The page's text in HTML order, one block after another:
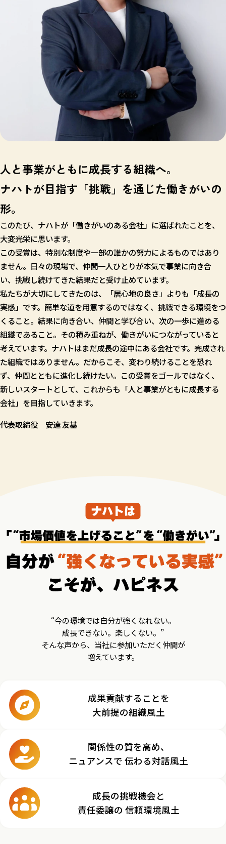
人と事業がともに成長する組織へ。
ナハトが目指す「挑戦」を通じた働きがいの
形。
このたび、ナハトが「働きがいのある会社」に選ばれたことを、
大変光栄に思います。
この受賞は、特別な制度や一部の誰かの努力によるものではあり
ません。日々の現場で、仲間一人ひとりが本気で事業に向き合
い、挑戦し続けてきた結果だと受け止めています。
私たちが大切にしてきたのは、「居心地の良さ」よりも「成長の
実感」です。簡単な道を用意するのではなく、挑戦できる環境をつ
くること。結果に向き合い、仲間と学び合い、次の一歩に進める
組織であること。その積み重ねが、働きがいにつながっていると
考えています。ナハトはまだ成長の途中にある会社です。完成され
た組織ではありません。だからこそ、変わり続けることを恐れ
ず、仲間とともに進化し続けたい。この受賞をゴールではなく、
新しいスタートとして、これからも「人と事業がともに成長する
会社」を目指していきます。
代表取締役 安達 友基
“今の環境では自分が強くなれない。
成長できない。楽しくない。”
そんな声から、当社に参加いただく仲間が
増えています。
成果貢献することを
大前提の組織風土
関係性の質を高め、
ニュアンスで 伝わる対話風土
成長の挑戦機会と
責任委譲の 信頼環境風土